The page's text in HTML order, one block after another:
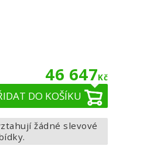
46 647Kč
DO KOŠÍKU
žádné slevové